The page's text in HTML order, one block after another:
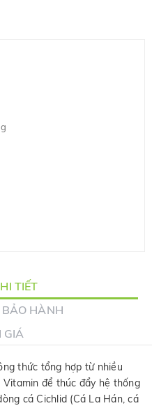
TIẾT
HÀNH
GIÁ
thức tổng hợp từ nhiều
để thúc đẩy hệ thống
cá Cichlid (Cá La Hán, cá